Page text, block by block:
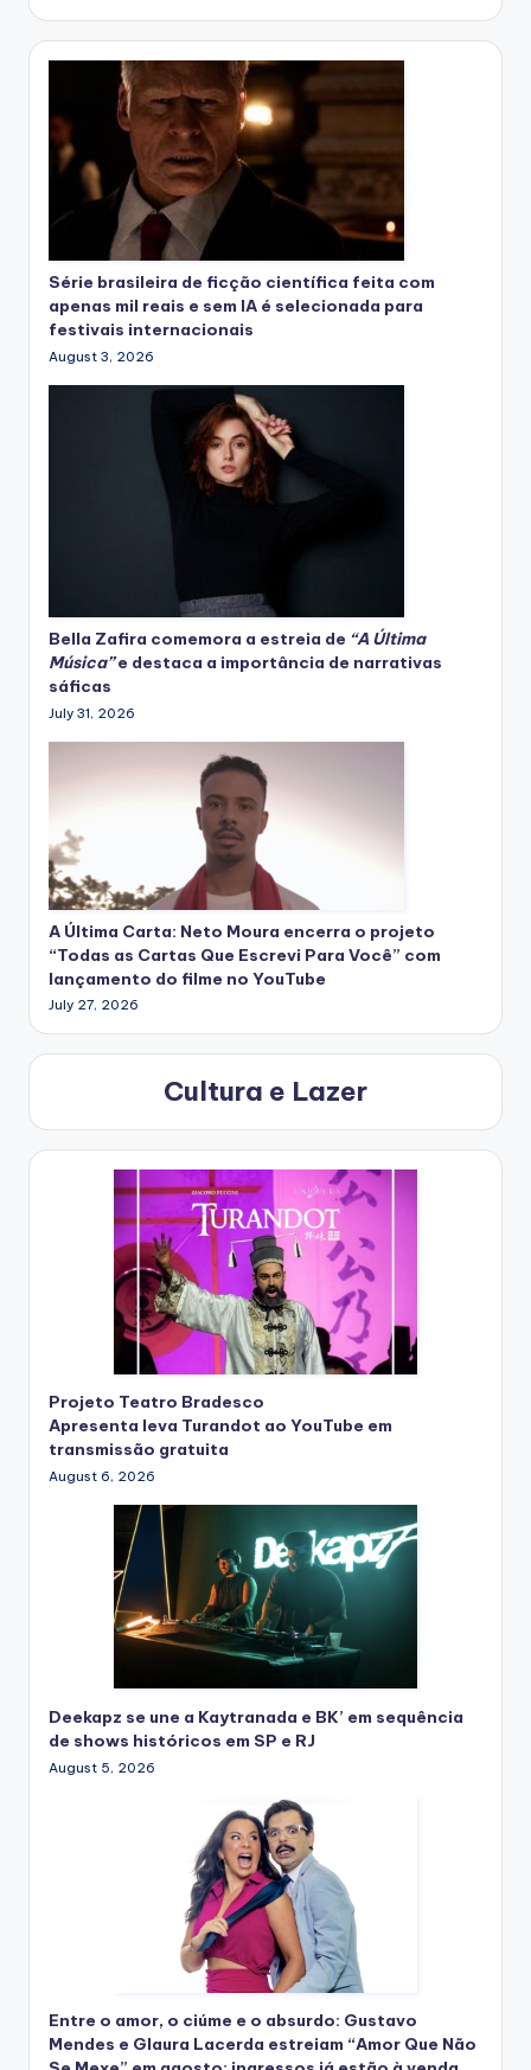
Série brasileira de ficção científica feita com
apenas mil reais e sem IA é selecionada para
festivais internacionais
August 3, 2026
Bella Zafira comemora a estreia de “A Última
Música”e destaca a importância de narrativas
sáficas
July 31, 2026
A Última Carta: Neto Moura encerra o projeto
“Todas as Cartas Que Escrevi Para Você” com
lançamento do filme no YouTube
July 27, 2026
Cultura e Lazer
Projeto Teatro Bradesco
Apresenta leva Turandot ao YouTube em
transmissão gratuita
August 6, 2026
Deekapz se une a Kaytranada e BK’ em sequência
de shows históricos em SP e RJ
August 5, 2026
Entre o amor, o ciúme e o absurdo: Gustavo
Mendes e Glaura Lacerda estreiam “Amor Que Não